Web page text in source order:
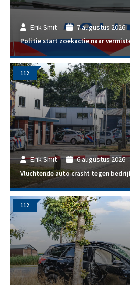
Erik Smit 7 augustus 2026
Politie start zoekactie naar
Erik Smit 6 augustus 2026
Vluchtende auto crasht tegen
112
112